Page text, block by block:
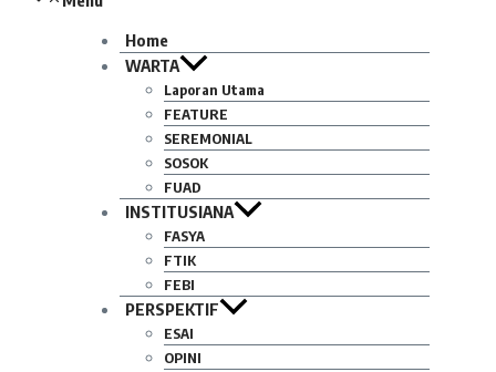
Home
WARTA
Laporan Utama
FEATURE
SEREMONIAL
SOSOK
FUAD
INSTITUSIANA
FASYA
FTIK
FEBI
PERSPEKTIF
ESAI
OPINI